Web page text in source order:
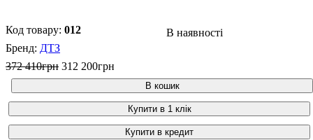
012
В наявності
ДТЗ
372 410грн 312 200грн
В кошик
Купити в 1 клік
Купити в кредит